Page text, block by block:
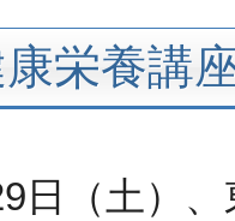
栄養講
日（土）